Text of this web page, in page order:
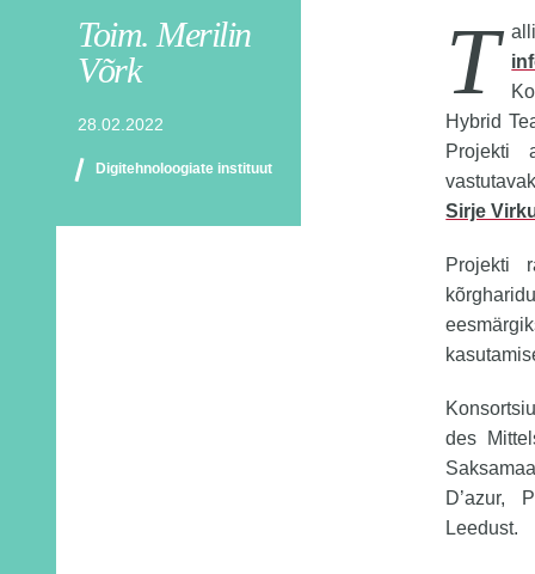
Toim. Merilin
Võrk
28.02.2022
Digitehnoloogiate instituut
T
Hybrid
Projekti
Sirje
Projekti
des
D’azur,
Leedust.